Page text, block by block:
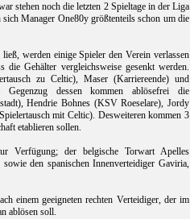
stehen noch die letzten 2 Spieltage in der Liga
Manager One80y größtenteils schon um die
werden einige Spieler den Verein verlassen
Gehälter vergleichsweise gesenkt werden.
zu Celtic), Maser (Karriereende) und
dessen kommen ablösefrei die
Hendrie Bohnes (KSV Roeselare), Jordy
mit Celtic). Desweiteren kommen 3
etablieren sollen.
Verfügung; der belgische Torwart Apelles
den spanischen Innenverteidiger Gaviria,
einem geeigneten rechten Verteidiger, der im
ablösen soll.